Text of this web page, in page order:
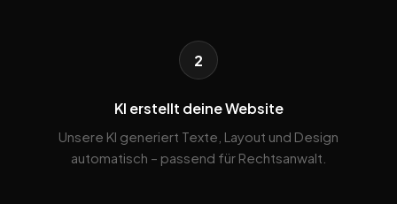
2
KI erstellt deine Website
Unsere KI generiert Texte, Layout und Design
automatisch – passend für Rechtsanwalt.